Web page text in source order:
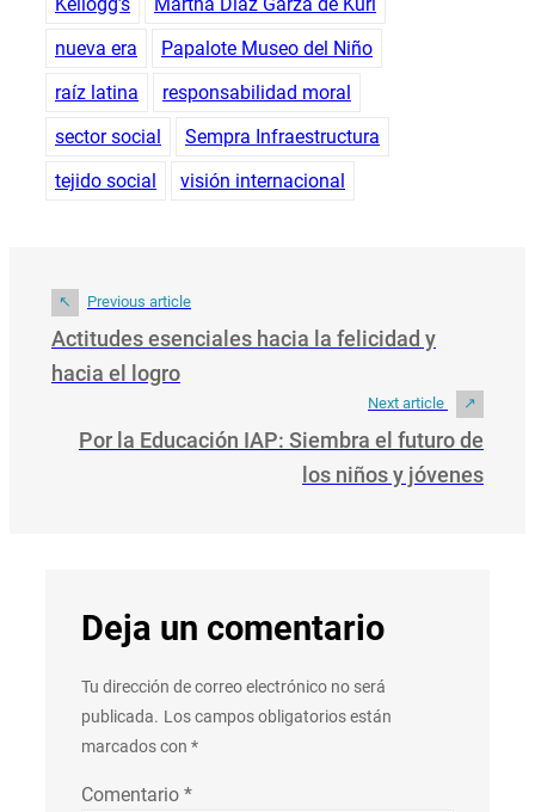
nueva era
Papalote Museo del Niño
raíz latina
responsabilidad moral
sector social
Sempra Infraestructura
tejido social
visión internacional
Previous article
Actitudes esenciales hacia la felicidad y
hacia el logro
Next article
Por la Educación IAP: Siembra el futuro de
los niños y jóvenes
Deja un comentario
Tu dirección de correo electrónico no será
publicada. Los campos obligatorios están
marcados con *
Comentario *